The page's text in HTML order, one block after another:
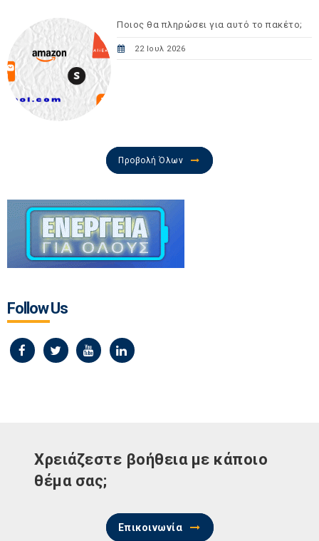
Ποιος θα πληρώσει για αυτό το πακέτο;
22 Ιουλ 2026
Προβολή Όλων
Follow Us
Χρειάζεστε βοήθεια με κάποιο
θέμα σας;
Επικοινωνία